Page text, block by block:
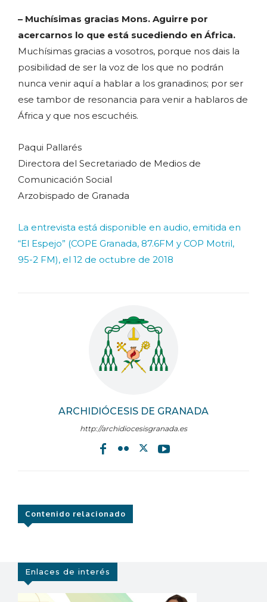
ARCHIDIÓCESIS DE GRANADA
http://archidiocesisgranada.es
– Muchísimas gracias Mons. Aguirre por
acercarnos lo que está sucediendo en África.
Muchísimas gracias a vosotros, porque nos dais la
posibilidad de ser la voz de los que no podrán
nunca venir aquí a hablar a los granadinos; por ser
ese tambor de resonancia para venir a hablaros de
África y que nos escuchéis.
Paqui Pallarés
Directora del Secretariado de Medios de
Comunicación Social
Arzobispado de Granada
La entrevista está disponible en audio, emitida en
“El Espejo” (COPE Granada, 87.6FM y COP Motril,
95-2 FM), el 12 de octubre de 2018
Contenido relacionado
Enlaces de interés